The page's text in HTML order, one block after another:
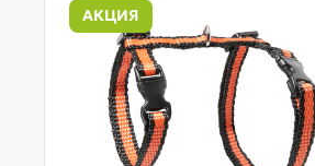
АКЦИЯ